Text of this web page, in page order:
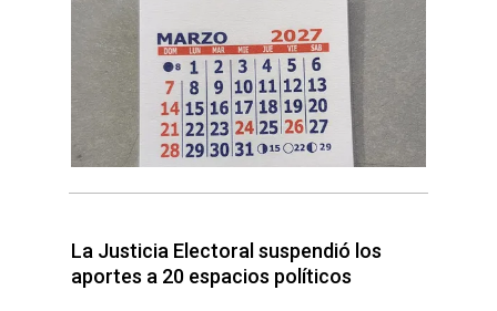
La Justicia Electoral suspendió los
aportes a 20 espacios políticos